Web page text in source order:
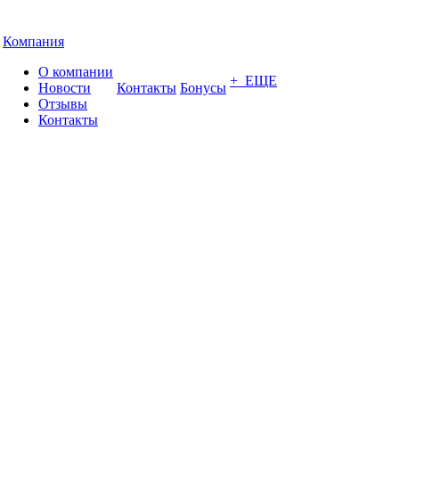
Компания
О компании
Новости
Отзывы
Контакты
Контакты Бонусы + ЕЩЕ